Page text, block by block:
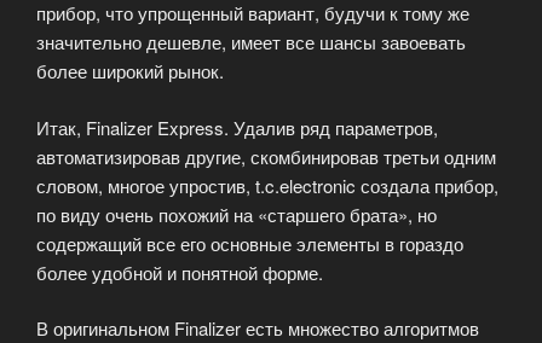
прибор, что упрощенный вариант, будучи к тому же
значительно дешевле, имеет все шансы завоевать
более широкий рынок.
Итак, Finalizer Express. Удалив ряд параметров,
автоматизировав другие, скомбинировав третьи одним
словом, многое упростив, t.c.electronic создала прибор,
по виду очень похожий на «старшего брата», но
содержащий все его основные элементы в гораздо
более удобной и понятной форме.
В оригинальном Finalizer есть множество алгоритмов